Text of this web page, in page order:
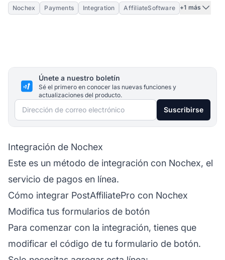
Nochex Payments Integration AffiliateSoftware +1 más
Únete a nuestro boletín
Sé el primero en conocer las nuevas funciones y
actualizaciones del producto.
Dirección de correo electrónico Suscribirse
Integración de Nochex
Este es un método de integración con Nochex, el
servicio de pagos en línea.
Cómo integrar PostAffiliatePro con Nochex
Modifica tus formularios de botón
Para comenzar con la integración, tienes que
modificar el código de tu formulario de botón.